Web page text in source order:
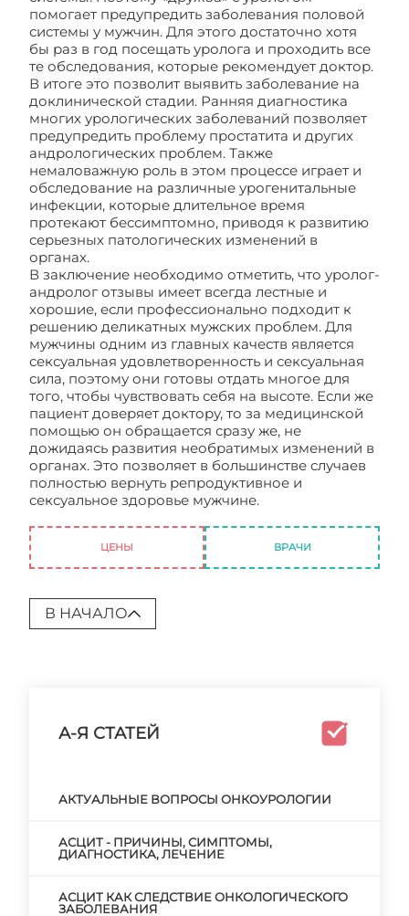
помогает предупредить заболевания половой
системы у мужчин. Для этого достаточно хотя
бы раз в год посещать уролога и проходить все
те обследования, которые рекомендует доктор.
В итоге это позволит выявить заболевание на
доклинической стадии. Ранняя диагностика
многих урологических заболеваний позволяет
предупредить проблему простатита и других
андрологических проблем. Также
немаловажную роль в этом процессе играет и
обследование на различные урогенитальные
инфекции, которые длительное время
протекают бессимптомно, приводя к развитию
серьезных патологических изменений в
органах.
В заключение необходимо отметить, что уролог-
андролог отзывы имеет всегда лестные и
хорошие, если профессионально подходит к
решению деликатных мужских проблем. Для
мужчины одним из главных качеств является
сексуальная удовлетворенность и сексуальная
сила, поэтому они готовы отдать многое для
того, чтобы чувствовать себя на высоте. Если же
пациент доверяет доктору, то за медицинской
помощью он обращается сразу же, не
дожидаясь развития необратимых изменений в
органах. Это позволяет в большинстве случаев
полностью вернуть репродуктивное и
сексуальное здоровье мужчине.
ЦЕНЫ ВРАЧИ
В НАЧАЛО
А-Я СТАТЕЙ
АКТУАЛЬНЫЕ ВОПРОСЫ ОНКОУРОЛОГИИ
АСЦИТ - ПРИЧИНЫ, СИМПТОМЫ,
ДИАГНОСТИКА, ЛЕЧЕНИЕ
АСЦИТ КАК СЛЕДСТВИЕ ОНКОЛОГИЧЕСКОГО
ЗАБОЛЕВАНИЯ